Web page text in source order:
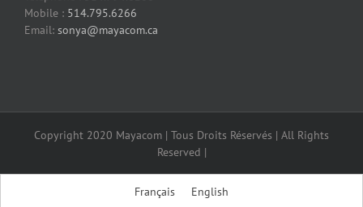
Mobile : 514.795.6266
Email: sonya@mayacom.ca
Copyright 2020 Mayacom | Tous Droits Réservés | All Rights
Reserved |
Français English